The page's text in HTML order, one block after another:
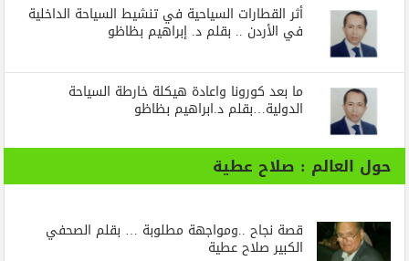
أثر القطارات السياحية في تنشيط السياحة الداخلية
في الأردن .. بقلم د. إبراهيم بظاظو
ما بعد كورونا واعادة هيكلة خارطة السياحة
الدولية…بقلم د.ابراهيم بظاظو
حول العالم : صلاح عطية
قصة نجاح ..ومواجهة مطلوبة … بقلم الصحفي
الكبير صلاح عطية